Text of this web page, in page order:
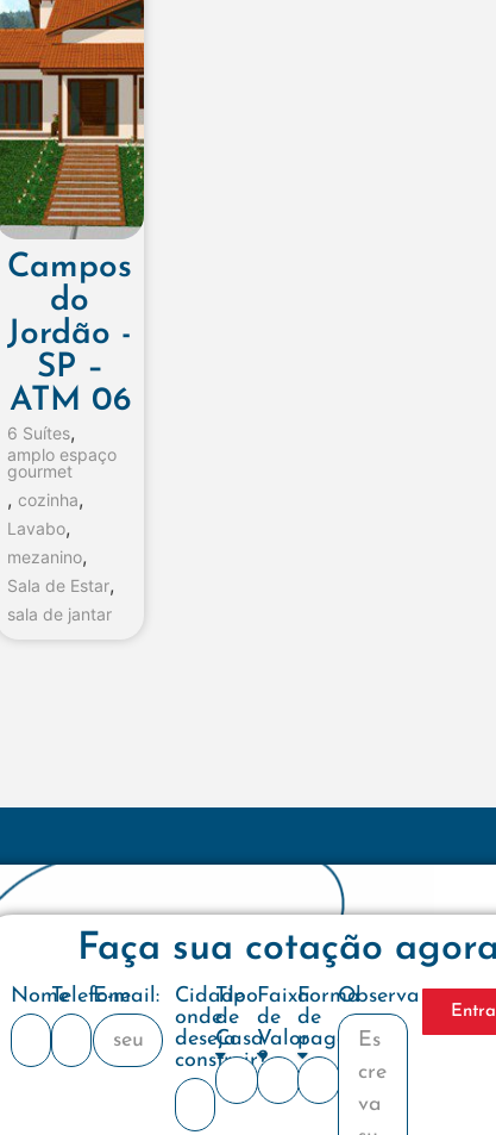
Campos
do
Jordão -
SP –
ATM 06
6 Suítes,
amplo espaço
gourmet
, cozinha,
Lavabo,
mezanino,
Sala de Estar,
sala de jantar
Faça sua cotação
NomeTelefone
E-mail:
Cidade
onde
deseja
construir?
Tipo
de
Casa
Faixa
de
Valor
Forma
de
pagamento
Observações